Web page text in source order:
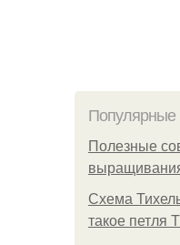
Популярные
Полезные
Схема
такое петля